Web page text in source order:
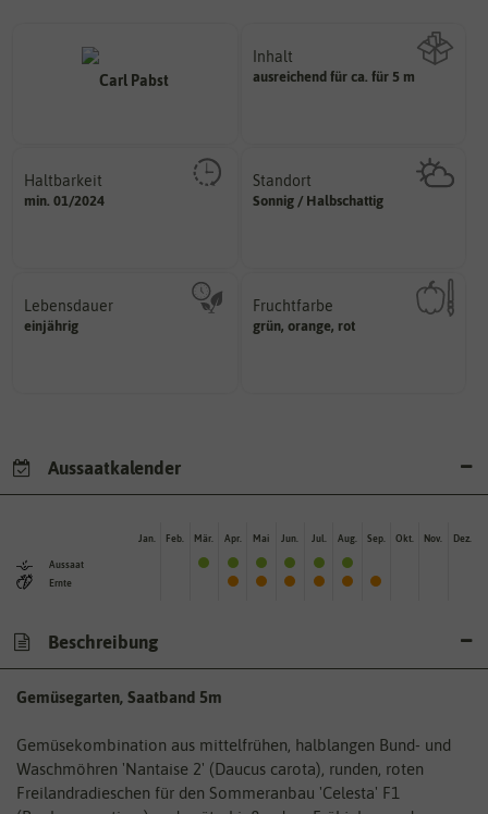
Inhalt
ausreichend für ca. für 5 m
Wie viel ist enthalten
Haltbarkeit
min. 01/2024
und Pflanzgut sehr gut keimen
sollte.
Standort
Sonnig / Halbschattig
Pflanze? (schattig, halbschattig,
sonnig, vollsonnig)
Lebensdauer
einjährig
einjährig, zweijährig oder
mehrjährig.
Fruchtfarbe
grün, orange, rot
sie nach dem Reifungsprozess
hat.
Aussaatkalender
Aussaat
Ernte
Jan. Feb. Mär. Apr. Mai Jun. Jul. Aug. Sep. Okt. Nov. Dez.
Beschreibung
Gemüsegarten, Saatband 5m
Gemüsekombination aus mittelfrühen, halblangen Bund- und
Waschmöhren 'Nantaise 2' (Daucus carota), runden, roten
Freilandradieschen für den Sommeranbau 'Celesta' F1